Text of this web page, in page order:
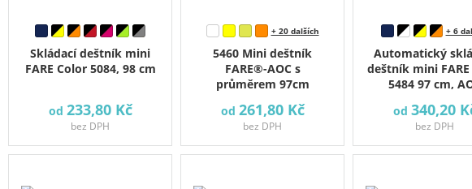
Skládací deštník mini
FARE Color 5084, 98 cm
od 233,80 Kč
bez DPH
5460 Mini deštník
FARE®-AOC s
průměrem 97cm
+ 20 dalších
od 261,80 Kč
bez DPH
Automatický
deštník mini
5484 97 cm,
+ 6
od 340,20
bez DPH